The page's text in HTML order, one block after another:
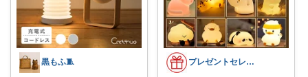
黒もふ🧵 プレゼントセレクト館024